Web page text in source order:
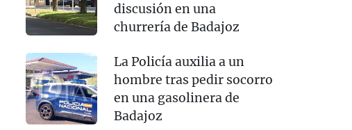
discusión en una
churrería de Badajoz
La Policía auxilia a un
hombre tras pedir socorro
en una gasolinera de
Badajoz